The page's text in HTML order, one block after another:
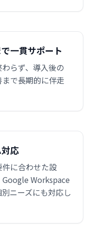
一貫サポート
らず、導入後の
で長期的に伴走
応
に合わせた設
Workspace
ニーズにも対応し